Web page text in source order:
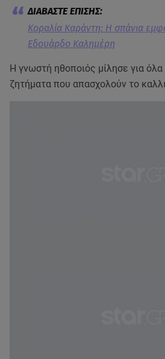
Κοραλία Καράντη: Η σπάνια
Εδουάρδο Καλημέρη
Η γνωστή ηθοποιός μίλησε για όλα
ζητήματα που απασχολούν το